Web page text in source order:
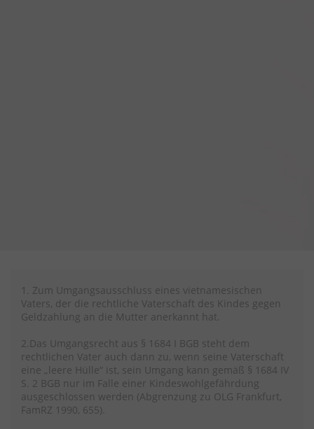
1. Zum Umgangsausschluss eines vietnamesischen
Vaters, der die rechtliche Vaterschaft des Kindes gegen
Geldzahlung an die Mutter anerkannt hat.
2.Das Umgangsrecht aus § 1684 I BGB steht dem
rechtlichen Vater auch dann zu, wenn seine Vaterschaft
eine „leere Hülle“ ist, sein Umgang kann gemäß § 1684 IV
S. 2 BGB nur im Falle einer Kindeswohlgefährdung
ausgeschlossen werden (Abgrenzung zu OLG Frankfurt,
FamRZ 1990, 655).